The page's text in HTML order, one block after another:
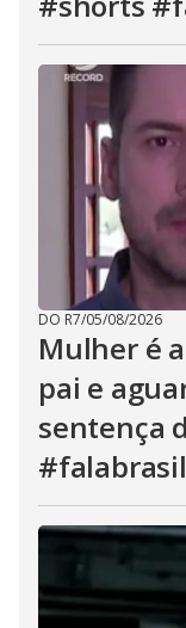
DO R7/05/08/2026
Mulher é
pai e
sentença
#falabrasil